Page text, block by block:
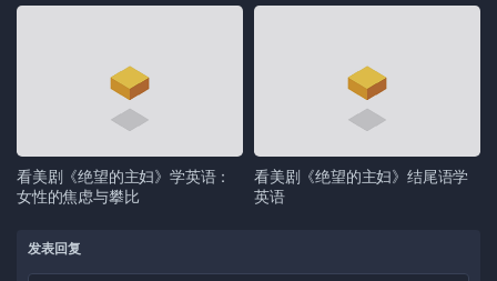
看美剧《绝望的主妇》学英语：
女性的焦虑与攀比
看美剧《绝望的主妇》结尾语学
英语
发表回复